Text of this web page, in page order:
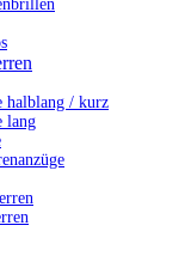
halblang / kurz
lang